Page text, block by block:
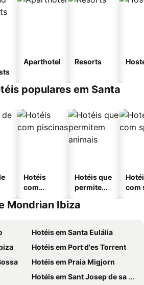
Aparthotel Resorts
populares em Santa
Hotéis
com
Hotéis que
permitem
com
Mondrian Ibiza
Hotéis em Santa Eulália
Hotéis em Port d'es Torrent
Hotéis em Praia Migjorn
Hotéis em Sant Josep de sa Talaia